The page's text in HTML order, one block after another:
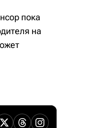
пока
на